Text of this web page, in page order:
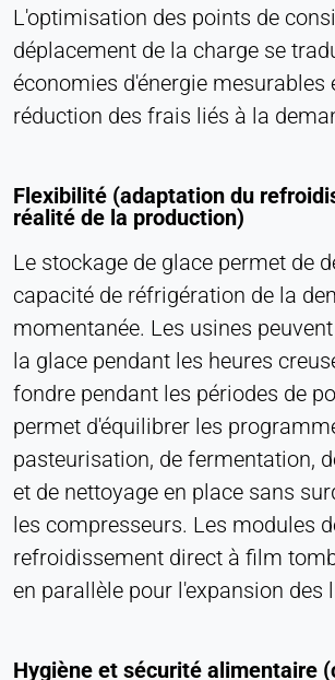
L'optimisation des points de
déplacement de la charge se
économies d'énergie mesurables
réduction des frais liés à la
Flexibilité (adaptation du
réalité de la production)
Le stockage de glace permet de
capacité de réfrigération de la
momentanée. Les usines
la glace pendant les heures
fondre pendant les périodes de
permet d'équilibrer les
pasteurisation, de fermentation,
et de nettoyage en place sans
les compresseurs. Les modules
refroidissement direct à film
en parallèle pour l'expansion des
Hygiène et sécurité alimentaire
Provider:
Société LinkedIn
Purpose:
Suivi des conversions
_li_id.#, _li_id.#.expires, _li_ses.#,
_li_ses.#.expires, _li_ses.#.expires,
snowplowOutQueue_#_post2,
snowplowOutQue_#_post2.expires
Provider:
Leadinfo B.V.
Identification de l'entreprise (B2B)
Persistant
Name: